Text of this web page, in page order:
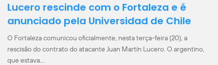
Lucero rescinde com o Fortaleza e é
anunciado pela Universidad de Chile
O Fortaleza comunicou oficialmente, nesta terça-feira (20), a
rescisão do contrato do atacante Juan Martín Lucero. O argentino,
que estava…